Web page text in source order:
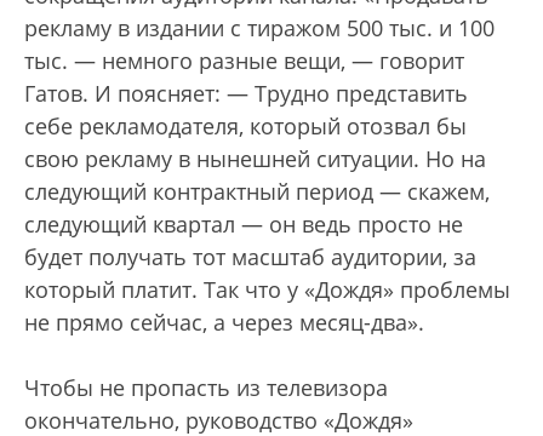
рекламу в издании с тиражом 500 тыс. и 100
тыс. — немного разные вещи, — говорит
Гатов. И поясняет: — Трудно представить
себе рекламодателя, который отозвал бы
свою рекламу в нынешней ситуации. Но на
следующий контрактный период — скажем,
следующий квартал — он ведь просто не
будет получать тот масштаб аудитории, за
который платит. Так что у «Дождя» проблемы
не прямо сейчас, а через месяц-два».
Чтобы не пропасть из телевизора
окончательно, руководство «Дождя»